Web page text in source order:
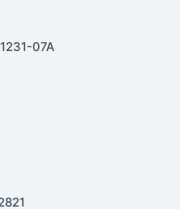
07A